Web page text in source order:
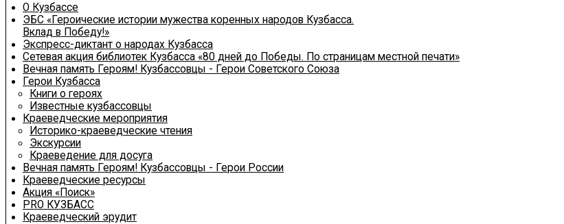
О Кузбассе
ЭБС «Героические истории мужества коренных народов Кузбасса.
Вклад в Победу!»
Экспресс-диктант о народах Кузбасса
Сетевая акция библиотек Кузбасса «80 дней до Победы. По страницам местной печати»
Вечная память Героям! Кузбассовцы - Герои Советского Союза
Герои Кузбасса
Книги о героях
Известные кузбассовцы
Краеведческие мероприятия
Историко-краеведческие чтения
Экскурсии
Краеведение для досуга
Вечная память Героям! Кузбассовцы - Герои России
Краеведческие ресурсы
Акция «Поиск»
PRO КУЗБАСС
Краеведческий эрудит